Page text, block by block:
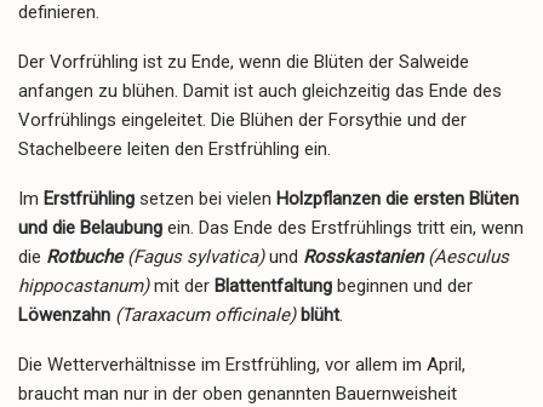
definieren.
Der Vorfrühling ist zu Ende, wenn die Blüten der Salweide
anfangen zu blühen. Damit ist auch gleichzeitig das Ende des
Vorfrühlings eingeleitet. Die Blühen der Forsythie und der
Stachelbeere leiten den Erstfrühling ein.
Im Erstfrühling setzen bei vielen Holzpflanzen die ersten Blüten
und die Belaubung ein. Das Ende des Erstfrühlings tritt ein, wenn
die Rotbuche (Fagus sylvatica)und Rosskastanien (Aesculus
hippocastanum)mit der Blattentfaltung beginnen und der
Löwenzahn (Taraxacum officinale) blüht.
Die Wetterverhältnisse im Erstfrühling, vor allem im April,
braucht man nur in der oben genannten Bauernweisheit